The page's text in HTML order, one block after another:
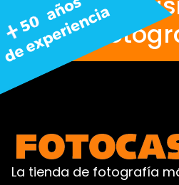
La tienda de fotografía